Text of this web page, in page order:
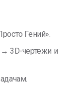
Гений».
→ 3D-чертежи и